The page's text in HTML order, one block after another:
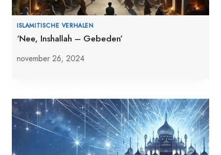
ISLAMITISCHE VERHALEN
‘Nee, Inshallah – Gebeden’
november 26, 2024